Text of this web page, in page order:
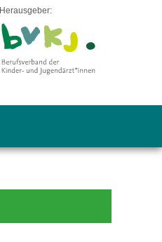
Herausgeber: